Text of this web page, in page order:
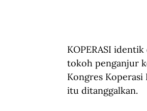
KOPERASI
tokoh penganjur
Kongres
itu ditanggalkan.